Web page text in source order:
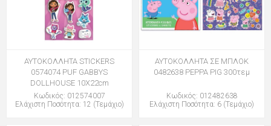
ΑΥΤΟΚΟΛΛΗΤΑ STICKERS
0574074 PUF GABBYS
DOLLHOUSE 10X22cm
Κωδικός: 012574007
Ελάχιστη Ποσότητα: 12 (Τεμάχιο)
ΑΥΤΟΚΟΛΛΗΤΑ ΣΕ ΜΠΛΟΚ
0482638 PEPPA PIG 300τεμ
Κωδικός: 012482638
Ελάχιστη Ποσότητα: 6 (Τεμάχιο)